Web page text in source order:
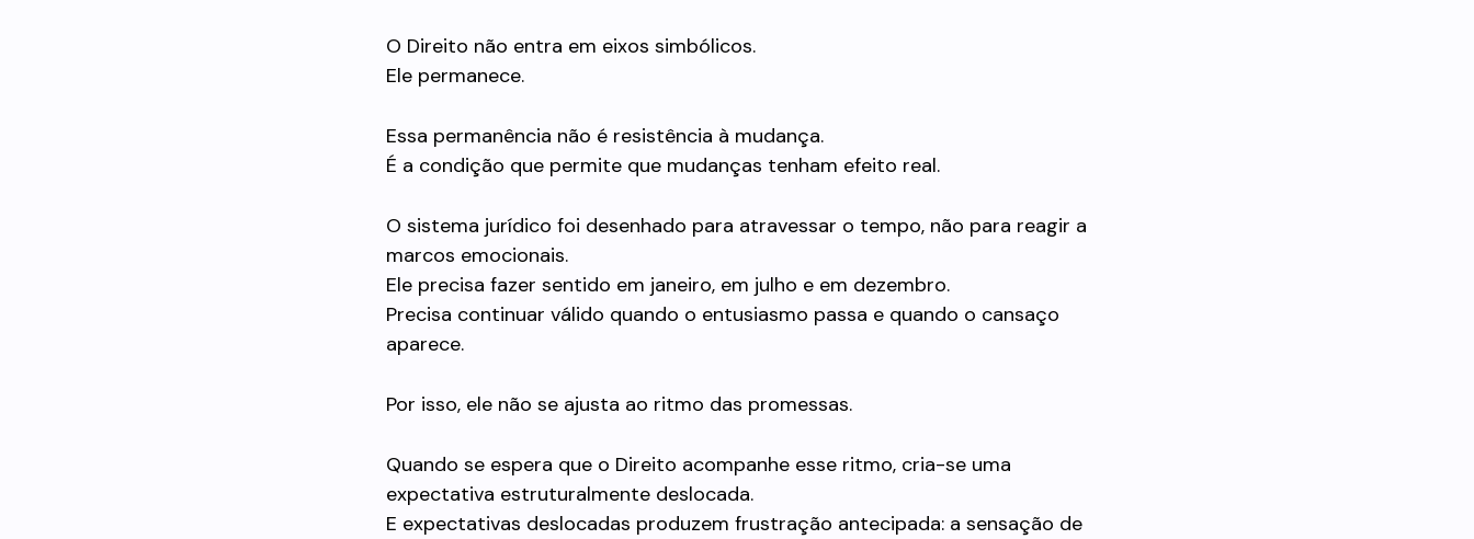
O Direito não entra em eixos simbólicos.
Ele permanece.
Essa permanência não é resistência à mudança.
É a condição que permite que mudanças tenham efeito real.
O sistema jurídico foi desenhado para atravessar o tempo, não para reagir a
marcos emocionais.
Ele precisa fazer sentido em janeiro, em julho e em dezembro.
Precisa continuar válido quando o entusiasmo passa e quando o cansaço
aparece.
Por isso, ele não se ajusta ao ritmo das promessas.
Quando se espera que o Direito acompanhe esse ritmo, cria-se uma
expectativa estruturalmente deslocada.
E expectativas deslocadas produzem frustração antecipada: a sensação de